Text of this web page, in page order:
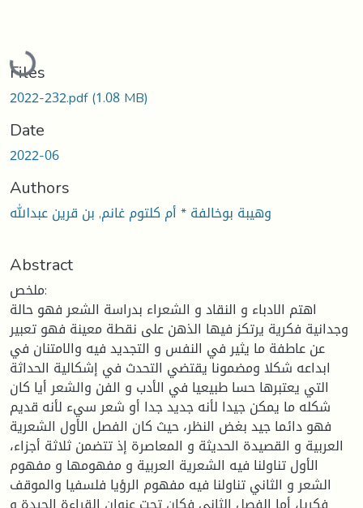
Loading...
Files
2022-232.pdf(1.08 MB)
Date
2022-06
Authors
وهيبة بوخالفة * أم كلتوم غانم, بن قرين عبدالله
Abstract
ملخص:
اهتم الادباء و النقاد و الشعراء بدراسة الشعر فهو حالة
وجدانية فكرية يرتكز فيها الذهن على نقطة معينة فهو تعبير
عن عاطفة ما يثير في النفس و التجديد فيه والامتنان في
ابداعه شكلا ومضمونا يقتضي التحدث في إشكالية الحداثة
التي يعتبرها حسا طبيعيا في الأدب و الفن والشعر أيا كان
شكله ما يمكن جيدا لأنه جديد جدا أو شعر سيء لأنه قديم
فهو دائما جيد بغض النظر، حيث كان الفصل الأول الشعرية
العربية و القصيدة الحديثة و المعاصرة إذ تتضمن ثلاثة أجزاء،
الأول تناولنا فيه الشعرية العربية و مفهومها و مفهوم
الشعر و الثاني تناولنا فيه مفهوم الرؤيا فلسفيا والموقف